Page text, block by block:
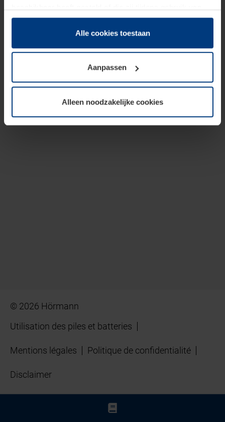
hun diensten hebben verzameld.
Juridisch hebben wij het recht om cookies op uw
van deze pagina's absoluut vereist is. Voor alle andere
soorten cookies is uw toestemming benodigd. Uw
toestemming kunt u op elk moment bij de uitleg van de
wijzigen of herroepen.
Alle cookies toestaan
Aanpassen
Alleen noodzakelijke cookies
© 2026 Hörmann
Utilisation des piles et batteries
Mentions légales Politique de confidentialité
Disclaimer